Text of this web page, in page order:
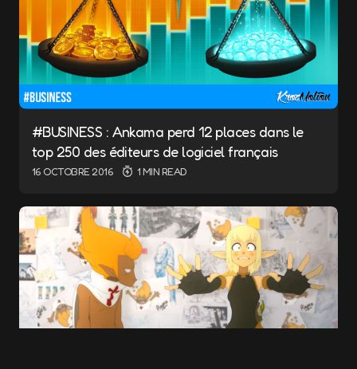
Name*
E-mail*
Save my name and e-mail in this browser for
the next time I comment.
#BUSINESS : Ankama perd 12 places dans le
top 250 des éditeurs de logiciel français
16 OCTOBRE 2016 1 MIN READ